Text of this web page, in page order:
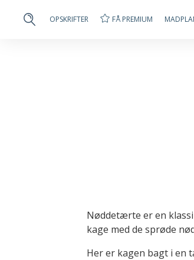
OPSKRIFTER FÅ PREMIUM
Nøddetærte er en
kage med de sprøde
Her er kagen bagt i en